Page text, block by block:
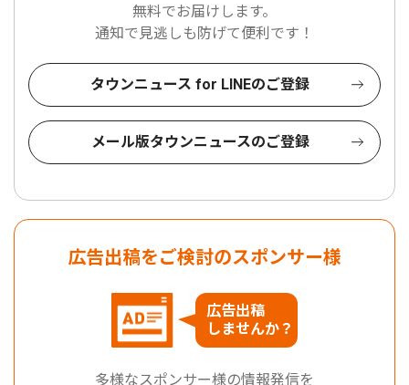
無料でお届けします。
通知で見逃しも防げて便利です！
タウンニュース for LINEのご登録
メール版タウンニュースのご登録
広告出稿をご検討のスポンサー様
広告出稿
しませんか？
多様なスポンサー様の情報発信を